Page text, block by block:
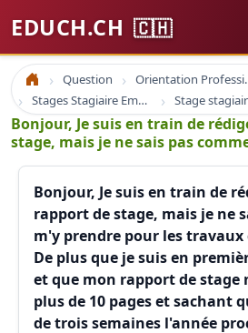
EDUCH.CH 🇨🇭
Accueil Question
Stages Stagiaire Emploi
Stage
Bonjour, Je suis en train de
stage, mais je ne sais pas
Bonjour, Je suis en train de
rapport de stage, mais je ne
m'y prendre pour les travaux
De plus que je suis en
et que mon rapport de stage
plus de 10 pages et sachant
de trois semaines l'année